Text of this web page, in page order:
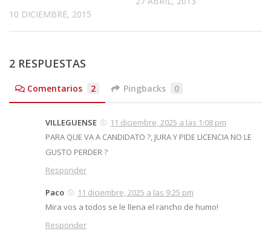
10 DICIEMBRE, 2015
2 RESPUESTAS
Comentarios 2 Pingbacks 0
VILLEGUENSE
11 diciembre, 2025 a las 1:08 pm
PARA QUE VA A CANDIDATO ?, JURA Y PIDE LICENCIA NO LE
GUSTO PERDER ?
Responder
Paco
11 diciembre, 2025 a las 9:25 pm
Mira vos a todos se le llena el rancho de humo!
Responder